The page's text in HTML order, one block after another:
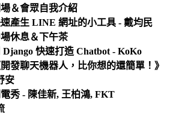
場＆會眾自我介紹
速產生 LINE 網址的小工具 - 戴均民
場休息＆下午茶
Django 快速打造 Chatbot - KoKo
開發聊天機器人，比你想的還簡單！》
安
電秀 - 陳佳新, 王柏鴻, FKT